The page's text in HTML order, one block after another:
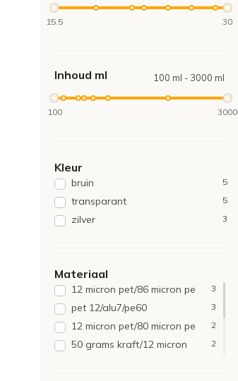
15.5 30
Inhoud ml 100 ml - 3000 ml
100 3000
Kleur
bruin 5
transparant 5
zilver 3
Materiaal
12 micron pet/86 micron pe 3
pet 12/alu7/pe60 3
12 micron pet/80 micron pe 2
50 grams kraft/12 micron
2